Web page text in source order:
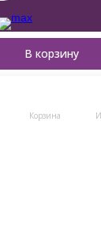
В корзину
Корзина